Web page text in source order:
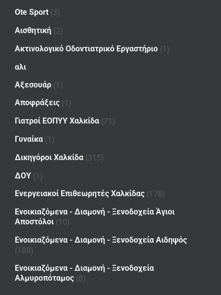
Ote Sport (3)
Αισθητική (2)
Ακτινολογικό Οδοντιατρικό Εργαστήριο (1)
αλι
Αξεσουάρ (1)
Αποφράξεις (1)
Γιατροί ΕΟΠΥΥ Χαλκίδα (71)
Γυναίκα (1)
Δικηγόροι Χαλκίδα (315)
ΔΟΥ (1)
Ενεργειακοί Επιθεωρητές Χαλκίδας (178)
Ενοικιαζόμενα - Διαμονή - Ξενοδοχεία Άγιοι
Αποστόλοι (10)
Ενοικιαζόμενα - Διαμονή - Ξενοδοχεία Αιδηψός
(180)
Ενοικιαζόμενα - Διαμονή - Ξενοδοχεία
Αλμυροπόταμος (8)